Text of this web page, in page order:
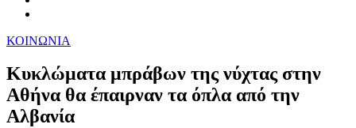
ΚΟΙΝΩΝΙΑ
Κυκλώματα μπράβων της νύχτας στην
Αθήνα θα έπαιρναν τα όπλα από την
Αλβανία